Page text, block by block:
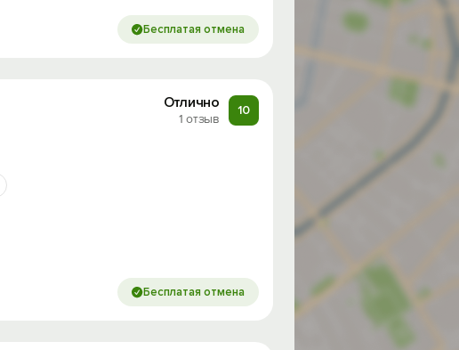
Бесплатая отмена
Отлично
1 отзыв
10
Бесплатая отмена